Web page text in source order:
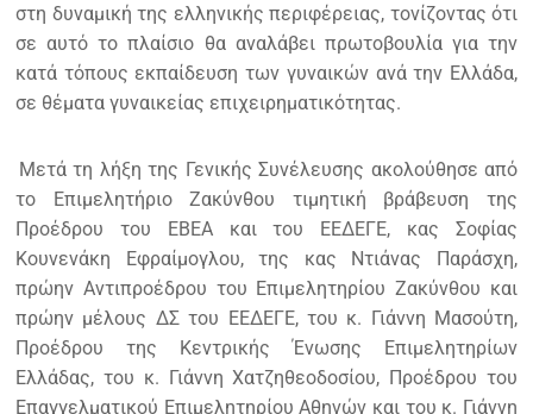
στη δυναμική της ελληνικής περιφέρειας, τονίζοντας ότι
σε αυτό το πλαίσιο θα αναλάβει πρωτοβουλία για την
κατά τόπους εκπαίδευση των γυναικών ανά την Ελλάδα,
σε θέματα γυναικείας επιχειρηματικότητας.
Μετά τη λήξη της Γενικής Συνέλευσης ακολούθησε από
το Επιμελητήριο Ζακύνθου τιμητική βράβευση της
Προέδρου του ΕΒΕΑ και του ΕΕΔΕΓΕ, κας Σοφίας
Κουνενάκη Εφραίμογλου, της κας Ντιάνας Παράσχη,
πρώην Αντιπροέδρου του Επιμελητηρίου Ζακύνθου και
πρώην μέλους ΔΣ του ΕΕΔΕΓΕ, του κ. Γιάννη Μασούτη,
Προέδρου της Κεντρικής Ένωσης Επιμελητηρίων
Ελλάδας, του κ. Γιάννη Χατζηθεοδοσίου, Προέδρου του
Επαγγελματικού Επιμελητηρίου Αθηνών και του κ. Γιάννη